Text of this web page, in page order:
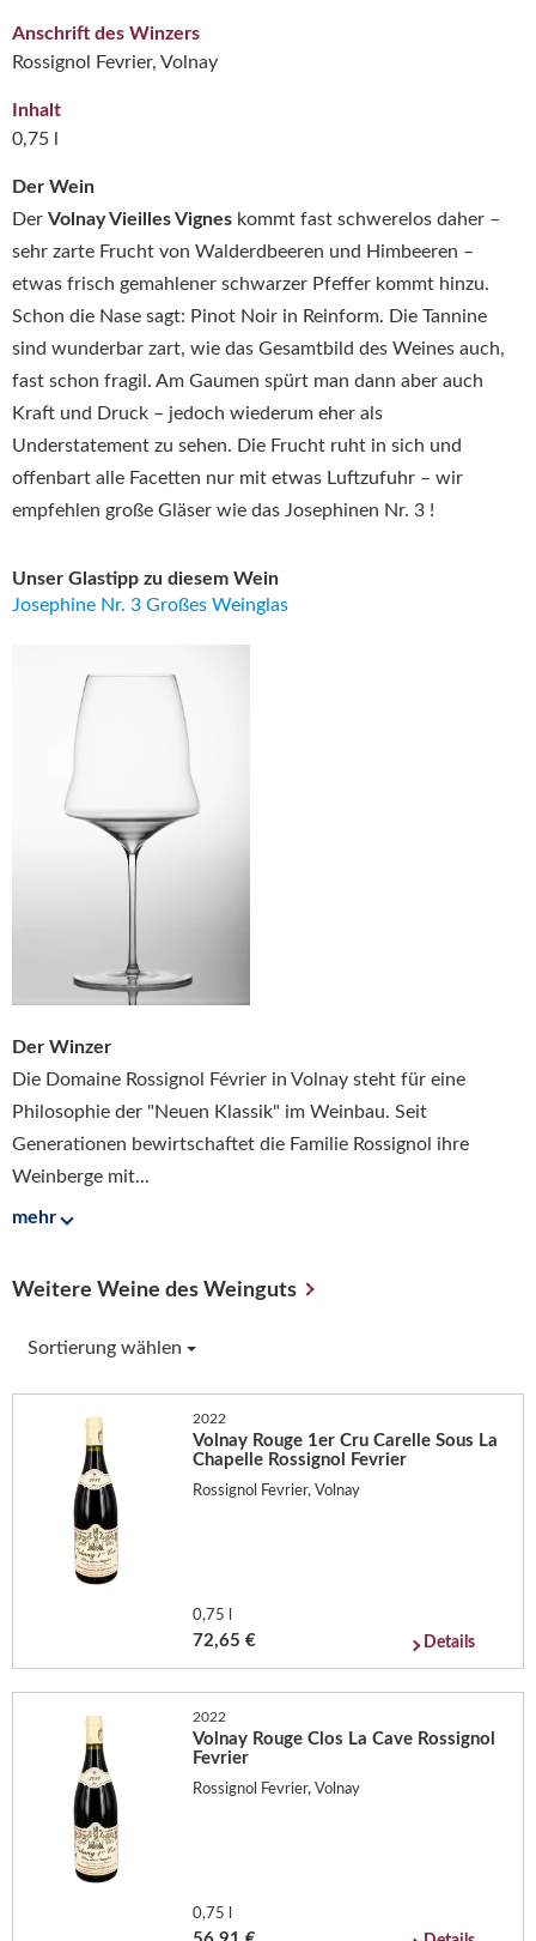
Der Wein
Der Volnay Vieilles Vignes kommt fast schwerelos daher –
sehr zarte Frucht von Walderdbeeren und Himbeeren –
etwas frisch gemahlener schwarzer Pfeffer kommt hinzu.
Schon die Nase sagt: Pinot Noir in Reinform. Die Tannine
sind wunderbar zart, wie das Gesamtbild des Weines auch,
fast schon fragil. Am Gaumen spürt man dann aber auch
Kraft und Druck – jedoch wiederum eher als
Understatement zu sehen. Die Frucht ruht in sich und
offenbart alle Facetten nur mit etwas Luftzufuhr – wir
empfehlen große Gläser wie das Josephinen Nr. 3 !
Unser Glastipp zu diesem Wein
Josephine Nr. 3 Großes Weinglas
Der Winzer
Die Domaine Rossignol Février in Volnay steht für eine
Philosophie der "Neuen Klassik" im Weinbau. Seit
Generationen bewirtschaftet die Familie Rossignol ihre
Weinberge mit...
mehr
Anschrift des Winzers
Rossignol Fevrier, Volnay
Inhalt
0,75 l
Weitere Weine des Weinguts
Sortierung wählen
2022
Volnay Rouge 1er Cru Carelle Sous La
Chapelle Rossignol Fevrier
Rossignol Fevrier, Volnay
0,75 l
72,65 € Details
2022
Volnay Rouge Clos La Cave Rossignol
Fevrier
Rossignol Fevrier, Volnay
0,75 l